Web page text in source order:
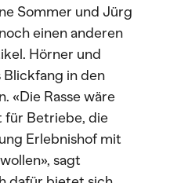
Sommer und Jürg
einen anderen
Hörner und
Blickfang in den
«Die Rasse wäre
für Betriebe, die
Erlebnishof mit
sagt